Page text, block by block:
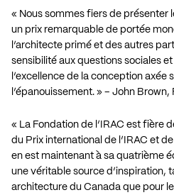
« Nous sommes fiers de présenter
un prix remarquable de portée
l’architecte primé et des autres
sensibilité aux questions sociales
l’excellence de la conception axée
l’épanouissement. » – John
« La Fondation de l’IRAC est fière
du Prix international de l’IRAC et
en est maintenant à sa quatrième
une véritable source d’inspiration,
architecture du Canada que pour